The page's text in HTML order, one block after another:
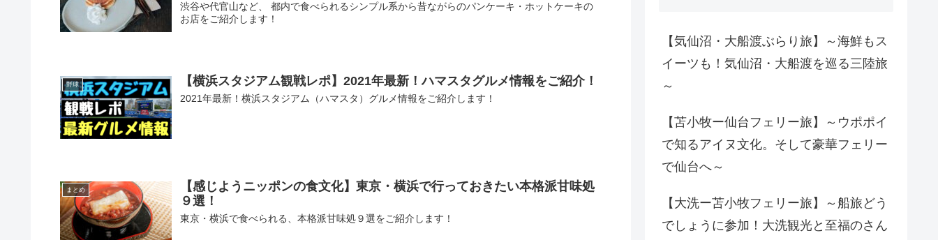
渋谷や代官山など、 都内で食べられるシンプル系から昔ながらのパンケーキ・ホットケーキの
お店をご紹介します！
野球 【横浜スタジアム観戦レポ】2021年最新！ハマスタグルメ情報をご紹介！
2021年最新！横浜スタジアム（ハマスタ）グルメ情報をご紹介します！
まとめ
【感じようニッポンの食文化】東京・横浜で行っておきたい本格派甘味処
９選！
東京・横浜で食べられる、本格派甘味処９選をご紹介します！
【気仙沼・大船渡ぶらり旅】～海鮮もス
イーツも！気仙沼・大船渡を巡る三陸旅
～
【苫小牧ー仙台フェリー旅】～ウポポイ
で知るアイヌ文化。そして豪華フェリー
で仙台へ～
【大洗ー苫小牧フェリー旅】～船旅どう
でしょうに参加！大洗観光と至福のさん